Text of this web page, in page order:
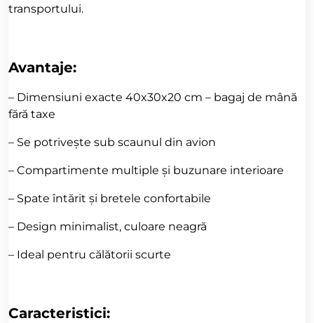
transportului.
Avantaje:
– Dimensiuni exacte 40x30x20 cm – bagaj de mână
fără taxe
– Se potrivește sub scaunul din avion
– Compartimente multiple și buzunare interioare
– Spate întărit și bretele confortabile
– Design minimalist, culoare neagră
– Ideal pentru călătorii scurte
Caracteristici: